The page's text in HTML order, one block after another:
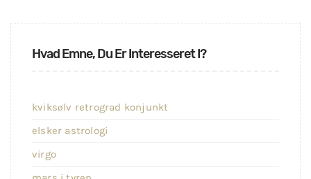
Hvad Emne, Du Er Interesseret I?
kviksølv retrograd konjunkt
elsker astrologi
virgo